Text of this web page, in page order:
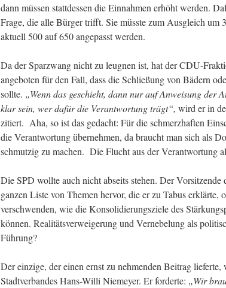
dann müssen stattdessen die Einnahmen erhöht werden.
Frage, die alle Bürger trifft. Sie müsste zum Ausgleich um
aktuell 500 auf 650 angepasst werden.
Da der Sparzwang nicht zu leugnen ist, hat der CDU-
angeboten für den Fall, dass die Schließung von Bädern
sollte. „Wenn das geschieht, dann nur auf Anweisung der
klar sein, wer dafür die Verantwortung trägt“, wird er in
zitiert. Aha, so ist das gedacht: Für die schmerzhaften
die Verantwortung übernehmen, da braucht man sich als
schmutzig zu machen. Die Flucht aus der Verantwortung
Die SPD wollte auch nicht abseits stehen. Der
ganzen Liste von Themen hervor, die er zu Tabus erklärte,
verschwenden, wie die Konsolidierungsziele des
können. Realitätsverweigerung und Vernebelung als
Führung?
Der einzige, der einen ernst zu nehmenden Beitrag
Stadtverbandes Hans-Willi Niemeyer. Er forderte: „Wir